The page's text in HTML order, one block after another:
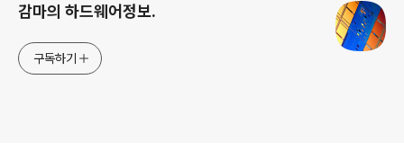
감마의 하드웨어정보.
구독하기